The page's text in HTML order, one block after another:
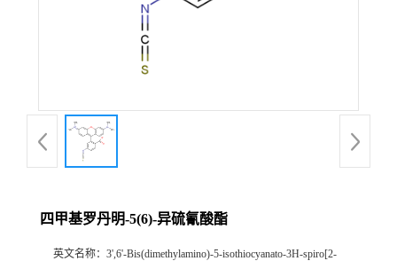
四甲基罗丹明-5(6)-异硫氰酸酯
英文名称： 3',6'-Bis(dimethylamino)-5-isothiocyanato-3H-spiro[2-